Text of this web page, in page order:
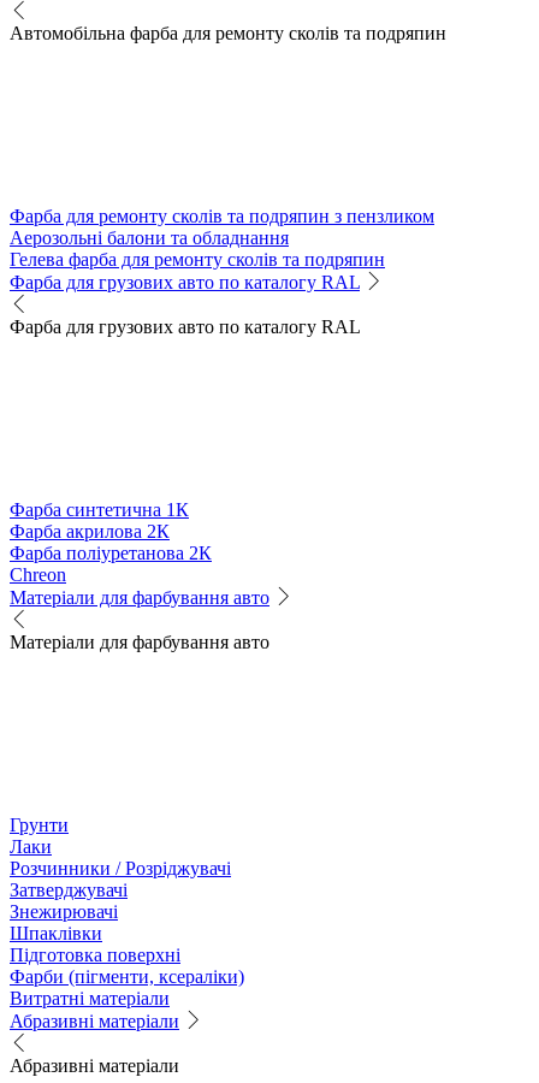
Автомобільна фарба для ремонту сколів та подряпин
Фарба для ремонту сколів та подряпин з пензликом
Аерозольні балони та обладнання
Гелева фарба для ремонту сколів та подряпин
Фарба для грузових авто по каталогу RAL
Фарба для грузових авто по каталогу RAL
Фарба синтетична 1К
Фарба акрилова 2К
Фарба поліуретанова 2К
Chreon
Матеріали для фарбування авто
Матеріали для фарбування авто
Грунти
Лаки
Розчинники / Розріджувачі
Затверджувачі
Знежирювачі
Шпаклівки
Підготовка поверхні
Фарби (пігменти, ксераліки)
Витратні матеріали
Абразивні матеріали
Абразивні матеріали